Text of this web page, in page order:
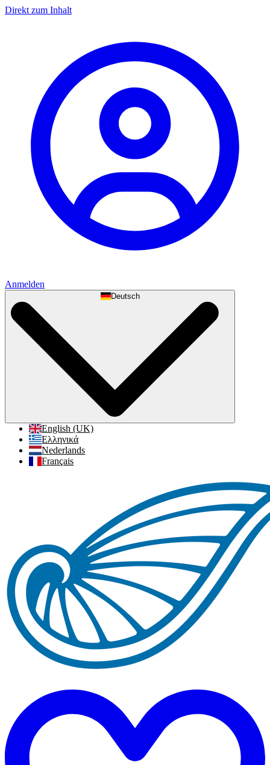
Direkt zum Inhalt
Anmelden
Deutsch
English (UK)
Ελληνικά
Nederlands
Français